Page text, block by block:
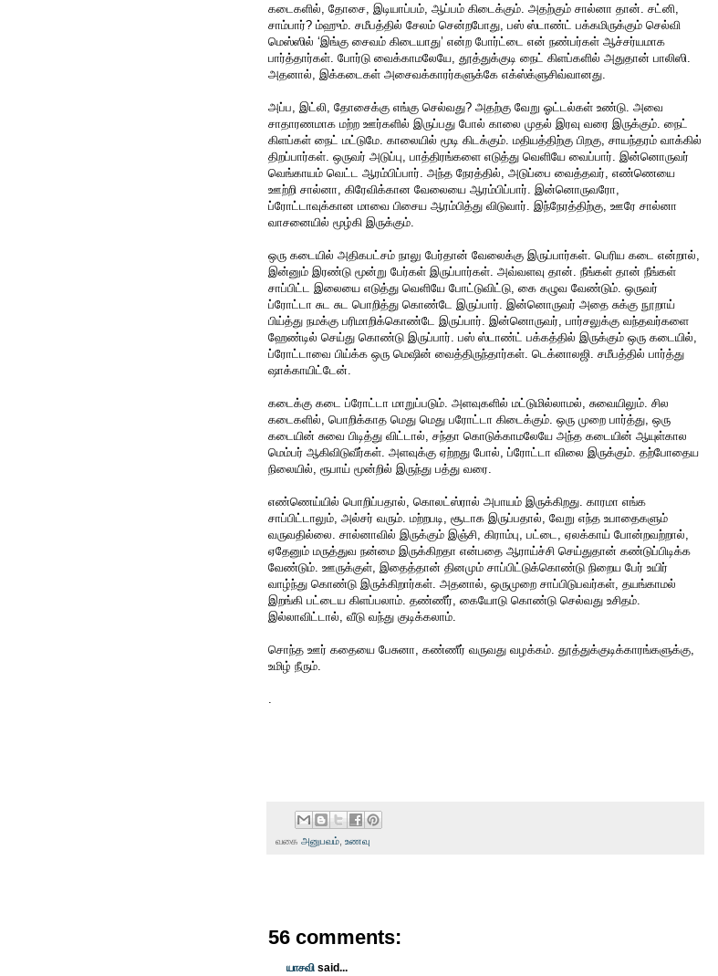
கடைகளில், தோசை, இடியாப்பம், ஆப்பம் கிடைக்கும். அதற்கும் சால்னா தான். சட்னி,
சாம்பார்? ம்ஹும். சமீபத்தில் சேலம் சென்றபோது, பஸ் ஸ்டாண்ட் பக்கமிருக்கும் செல்வி
மெஸ்ஸில் ‘இங்கு சைவம் கிடையாது’ என்ற போர்ட்டை என் நண்பர்கள் ஆச்சர்யமாக
பார்த்தார்கள். போர்டு வைக்காமலேயே, தூத்துக்குடி நைட் கிளப்களில் அதுதான் பாலிஸி.
அதனால், இக்கடைகள் அசைவக்காரர்களுக்கே எக்ஸ்க்ளுசிவ்வானது.
அப்ப, இட்லி, தோசைக்கு எங்கு செல்வது? அதற்கு வேறு ஓட்டல்கள் உண்டு. அவை
சாதாரணமாக மற்ற ஊர்களில் இருப்பது போல் காலை முதல் இரவு வரை இருக்கும். நைட்
கிளப்கள் நைட் மட்டுமே. காலையில் மூடி கிடக்கும். மதியத்திற்கு பிறகு, சாயந்தரம் வாக்கில்
திறப்பார்கள். ஒருவர் அடுப்பு, பாத்திரங்களை எடுத்து வெளியே வைப்பார். இன்னொருவர்
வெங்காயம் வெட்ட ஆரம்பிப்பார். அந்த நேரத்தில், அடுப்பை வைத்தவர், எண்ணெயை
ஊற்றி சால்னா, கிரேவிக்கான வேலையை ஆரம்பிப்பார். இன்னொருவரோ,
ப்ரோட்டாவுக்கான மாவை பிசைய ஆரம்பித்து விடுவார். இந்நேரத்திற்கு, ஊரே சால்னா
வாசனையில் மூழ்கி இருக்கும்.
ஒரு கடையில் அதிகபட்சம் நாலு பேர்தான் வேலைக்கு இருப்பார்கள். பெரிய கடை என்றால்,
இன்னும் இரண்டு மூன்று பேர்கள் இருப்பார்கள். அவ்வளவு தான். நீங்கள் தான் நீங்கள்
சாப்பிட்ட இலையை எடுத்து வெளியே போட்டுவிட்டு, கை கழுவ வேண்டும். ஒருவர்
ப்ரோட்டா சுட சுட பொறித்து கொண்டே இருப்பார். இன்னொருவர் அதை சுக்கு நூறாய்
பிய்த்து நமக்கு பரிமாறிக்கொண்டே இருப்பார். இன்னொருவர், பார்சலுக்கு வந்தவர்களை
ஹேண்டில் செய்து கொண்டு இருப்பார். பஸ் ஸ்டாண்ட் பக்கத்தில் இருக்கும் ஒரு கடையில்,
ப்ரோட்டாவை பிய்க்க ஒரு மெஷின் வைத்திருந்தார்கள். டெக்னாலஜி. சமீபத்தில் பார்த்து
ஷாக்காயிட்டேன்.
கடைக்கு கடை ப்ரோட்டா மாறுப்படும். அளவுகளில் மட்டுமில்லாமல், சுவையிலும். சில
கடைகளில், பொறிக்காத மெது மெது பரோட்டா கிடைக்கும். ஒரு முறை பார்த்து, ஒரு
கடையின் சுவை பிடித்து விட்டால், சந்தா கொடுக்காமலேயே அந்த கடையின் ஆயுள்கால
மெம்பர் ஆகிவிடுவீர்கள். அளவுக்கு ஏற்றது போல், ப்ரோட்டா விலை இருக்கும். தற்போதைய
நிலையில், ரூபாய் மூன்றில் இருந்து பத்து வரை.
எண்ணெய்யில் பொறிப்பதால், கொலட்ஸ்ரால் அபாயம் இருக்கிறது. காரமா எங்க
சாப்பிட்டாலும், அல்சர் வரும். மற்றபடி, சூடாக இருப்பதால், வேறு எந்த உபாதைகளும்
வருவதில்லை. சால்னாவில் இருக்கும் இஞ்சி, கிராம்பு, பட்டை, ஏலக்காய் போன்றவற்றால்,
ஏதேனும் மருத்துவ நன்மை இருக்கிறதா என்பதை ஆராய்ச்சி செய்துதான் கண்டுப்பிடிக்க
வேண்டும். ஊருக்குள், இதைத்தான் தினமும் சாப்பிட்டுக்கொண்டு நிறைய பேர் உயிர்
வாழ்ந்து கொண்டு இருக்கிறார்கள். அதனால், ஒருமுறை சாப்பிடுபவர்கள், தயங்காமல்
இறங்கி பட்டைய கிளப்பலாம். தண்ணீர், கையோடு கொண்டு செல்வது உசிதம்.
இல்லாவிட்டால், வீடு வந்து குடிக்கலாம்.
சொந்த ஊர் கதையை பேசுனா, கண்ணீர் வருவது வழக்கம். தூத்துக்குடிக்காரங்களுக்கு,
உமிழ் நீரும்.
வகை அனுபவம் உணவு
56 comments:
யாசவி said...